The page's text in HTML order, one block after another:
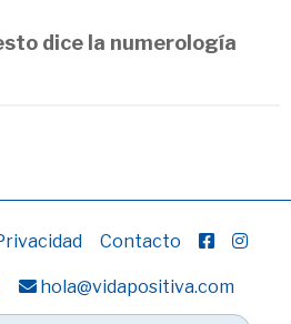
dice la numerología
Contacto
hola@vidapositiva.com